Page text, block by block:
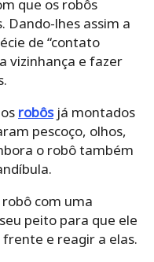
que os robôs
Dando-lhes assim a
de “contato
vizinhança e fazer
robôsjá montados
pescoço, olhos,
o robô também
com uma
peito para que ele
frente e reagir a elas.